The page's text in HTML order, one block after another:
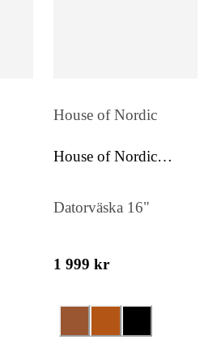
House of Nordic
House of Nordic
Datorväska 16"
1 999 kr